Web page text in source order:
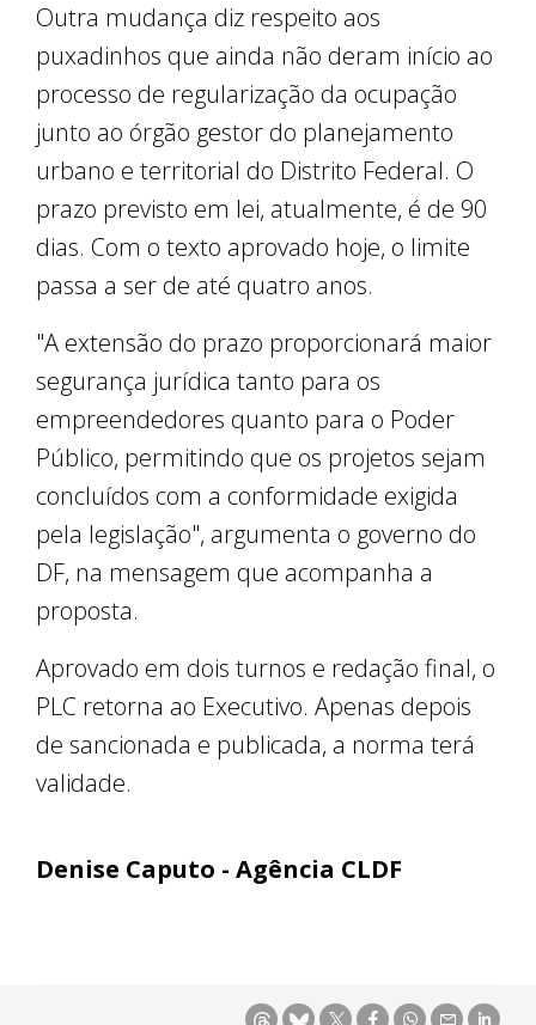
Outra mudança diz respeito aos
puxadinhos que ainda não deram início ao
processo de regularização da ocupação
junto ao órgão gestor do planejamento
urbano e territorial do Distrito Federal. O
prazo previsto em lei, atualmente, é de 90
dias. Com o texto aprovado hoje, o limite
passa a ser de até quatro anos.
"A extensão do prazo proporcionará maior
segurança jurídica tanto para os
empreendedores quanto para o Poder
Público, permitindo que os projetos sejam
concluídos com a conformidade exigida
pela legislação", argumenta o governo do
DF, na mensagem que acompanha a
proposta.
Aprovado em dois turnos e redação final, o
PLC retorna ao Executivo. Apenas depois
de sancionada e publicada, a norma terá
validade.
Denise Caputo - Agência CLDF